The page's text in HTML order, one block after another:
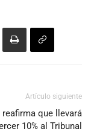
Artículo siguiente
reafirma que llevará
10% al Tribunal